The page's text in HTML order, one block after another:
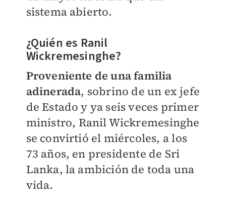
sistema abierto.
¿Quién es Ranil
Wickremesinghe?
Proveniente de una familia
adinerada, sobrino de un ex jefe
de Estado y ya seis veces primer
ministro, Ranil Wickremesinghe
se convirtió el miércoles, a los
73 años, en presidente de Sri
Lanka, la ambición de toda una
vida.